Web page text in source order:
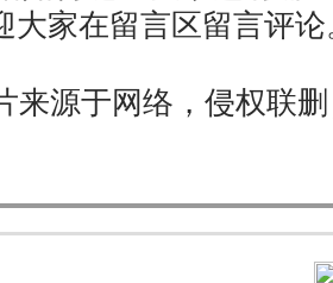
大家在留言区留言评论
源于网络，侵权联删